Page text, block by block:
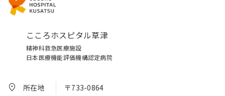
こころホスピタル草津
精神科救急医療施設
日本医療機能評価機構認定病院
所在地
〒733-0864